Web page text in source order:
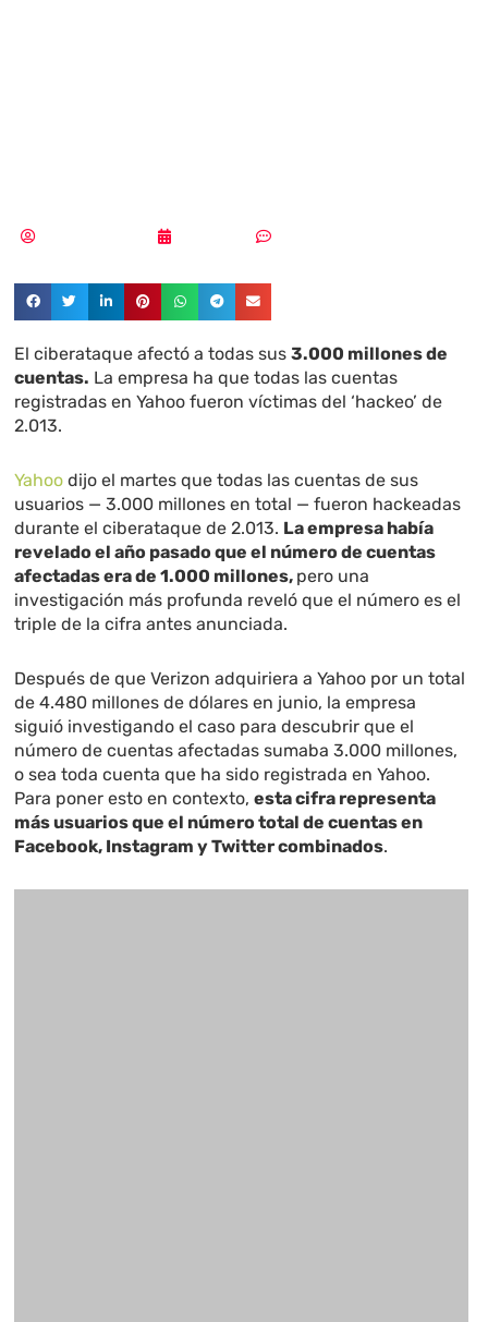
El ciberataque afectó a todas sus3.000 millones de
cuentas. La empresa ha que todas las cuentas
registradas en Yahoo fueron víctimas del ‘hackeo’ de
2.013.
Yahoo dijo el martes que todas las cuentas de sus
usuarios — 3.000 millones en total — fueron hackeadas
durante el ciberataque de 2.013. La empresa había
revelado el año pasado que el número de cuentas
afectadas era de 1.000 millones, pero una
investigación más profunda reveló que el número es el
triple de la cifra antes anunciada.
Después de que Verizon adquiriera a Yahoo por un total
de 4.480 millones de dólares en junio, la empresa
siguió investigando el caso para descubrir que el
número de cuentas afectadas sumaba 3.000 millones,
o sea toda cuenta que ha sido registrada en Yahoo.
Para poner esto en contexto,esta cifra representa
más usuarios que el número total de cuentas en
Facebook, Instagram y Twitter combinados.